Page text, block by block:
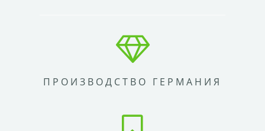
ПРОИЗВОДСТВО ГЕРМАНИЯ